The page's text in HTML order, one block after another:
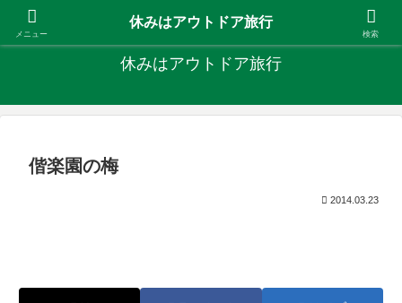
キャンプ、釣り、旅行など外遊びを楽しんでます
休みはアウトドア旅行
偕楽園の梅
2014.03.23
メニュー
休みはアウトドア旅行
検索